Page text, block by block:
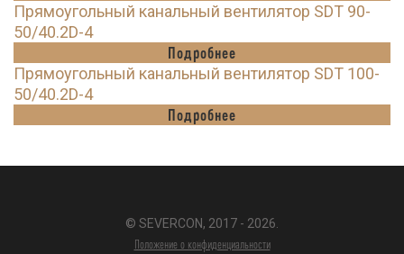
Прямоугольный канальный вентилятор SDT 90-
50/40.2D-4
Подробнее
Прямоугольный канальный вентилятор SDT 100-
50/40.2D-4
Подробнее
© SEVERCON, 2017 - 2026.
Положение о конфиденциальности